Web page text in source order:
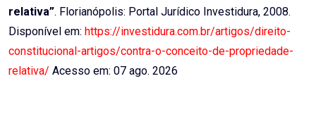
relativa”. Florianópolis: Portal Jurídico Investidura, 2008.
Disponível em: https://investidura.com.br/artigos/direito-
constitucional-artigos/contra-o-conceito-de-propriedade-
relativa/ Acesso em: 07 ago. 2026